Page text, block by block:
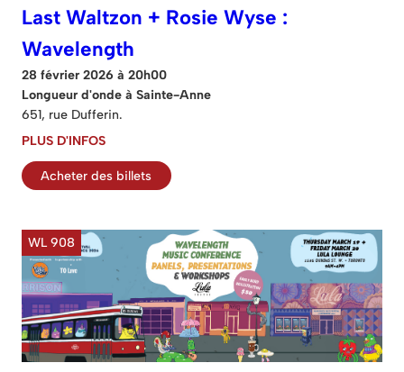
Last Waltzon + Rosie Wyse :
Wavelength
28 février 2026 à 20h00
Longueur d'onde à Sainte-Anne
651, rue Dufferin.
PLUS D'INFOS
Acheter des billets
WL 908